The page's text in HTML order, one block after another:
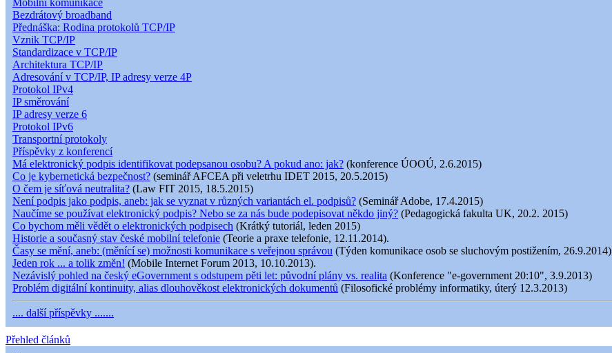
Mobilní komunikace
Bezdrátový broadband
Přednáška: Rodina protokolů TCP/IP
Vznik TCP/IP
Standardizace v TCP/IP
Architektura TCP/IP
Adresování v TCP/IP, IP adresy verze 4P
Protokol IPv4
IP směrování
IP adresy verze 6
Protokol IPv6
Transportní protokoly
Příspěvky z konferencí
Má elektronický podpis identifikovat podepsanou osobu? A pokud ano: jak? (konference ÚOOÚ, 2.6.2015)
Co je kybernetická bezpečnost? (seminář AFCEA při veletrhu IDET 2015, 20.5.2015)
O čem je síťová neutralita? (Law FIT 2015, 18.5.2015)
Není podpis jako podpis, aneb: jak se vyznat v různých variantách el. podpisů? (Seminář Adobe, 17.4.2015)
Naučíme se používat elektronický podpis? Nebo se za nás bude podepisovat někdo jiný? (Pedagogická fakulta UK, 20.2. 2015)
Co bychom měli vědět o elektronických podpisech (Krátký tutoriál, leden 2015)
Historie a současný stav české mobilní telefonie (Teorie a praxe telefonie, 12.11.2014).
Časy se mění, aneb: (měnící se) možnosti komunikace s veřejnou správou (Týden komunikace osob se sluchovým postižením, 26.9.2014)
Jeden rok ... a tolik změn! (Mobile Internet Forum 2013, 10.10.2013).
Nezávislý pohled na český eGovernment s odstupem pěti let: původní plány vs. realita (Konference "e-government 20:10", 3.9.2013)
Problém digitální kontinuity, alias dlouhověkost elektronických dokumentů (Filosofické problémy informatiky, úterý 12.3.2013)
.... další příspěvky .......
Přehled článků